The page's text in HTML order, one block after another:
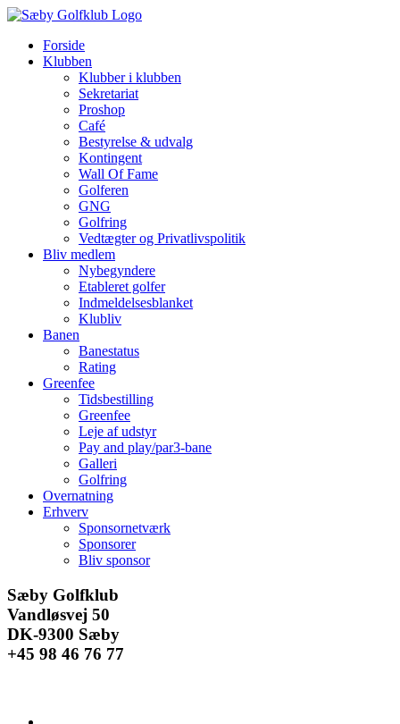
Skip
contentForside
Klubben
Klubber i klubben
Sekretariat
Proshop
Café
Bestyrelse & udvalg
Kontingent
Wall Of Fame
Golferen
GNG
Golfring
Vedtægter og Privatlivspolitik
Bliv medlem
Nybegyndere
Etableret golfer
Indmeldelsesblanket
Klubliv
Banen
Banestatus
Rating
Greenfee
Tidsbestilling
Greenfee
Leje af udstyr
Pay and play/par3-bane
Galleri
Golfring
Overnatning
Erhverv
Sponsornetværk
Sponsorer
Bliv sponsor
Facebook
Instagram
E-
mail
Sæby Golfklub
Vandløsvej 50
DK-9300 Sæby
+45 98 46 76 77